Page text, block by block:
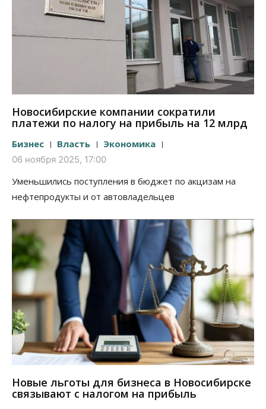
Новосибирские компании сократили
платежи по налогу на прибыль на 12 млрд
Бизнес Власть Экономика
06 ноября 2025, 17:00
Уменьшились поступления в бюджет по акцизам на
нефтепродукты и от автовладельцев
Новые льготы для бизнеса в Новосибирске
связывают с налогом на прибыль